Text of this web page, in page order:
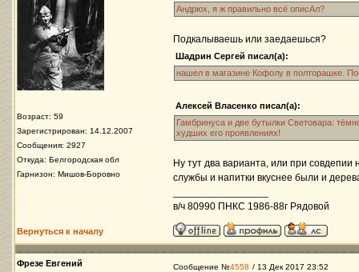
Возраст: 59
Зарегистрирован: 14.12.2007
Сообщения: 2927
Откуда: Белгородская обл
Гарнизон: Мишов-Боровно
Андрюх, я ж правильно всё описАл?
Подкалываешь или заедаешься?
Шадрин Сергей писал(а):
нашел в магазине Кофолу в полторашке.
Алексей Власенко писал(а):
Гамбринуса и две бутылки Световара:
худших его проявлениях!
Ну тут два варианта, или при совдепии
службы и напитки вкуснее были и
в/ч 80990 ПНКС 1986-88г Рядовой
Вернуться к началу
Фрезе Евгений Сообщение №4558 / 13 Дек 2017 23:52